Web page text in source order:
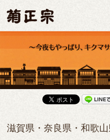
滋賀県・奈良県・和歌山県
嶋寿司
しまずし